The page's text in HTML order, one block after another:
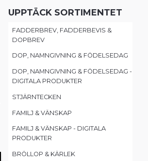
UPPTÄCK SORTIMENTET
FADDERBREV, FADDERBEVIS &
DOPBREV
DOP, NAMNGIVNING & FÖDELSEDAG
DOP, NAMNGIVNING & FÖDELSEDAG -
DIGITALA PRODUKTER
STJÄRNTECKEN
FAMILJ & VÄNSKAP
FAMILJ & VÄNSKAP - DIGITALA
PRODUKTER
BRÖLLOP & KÄRLEK